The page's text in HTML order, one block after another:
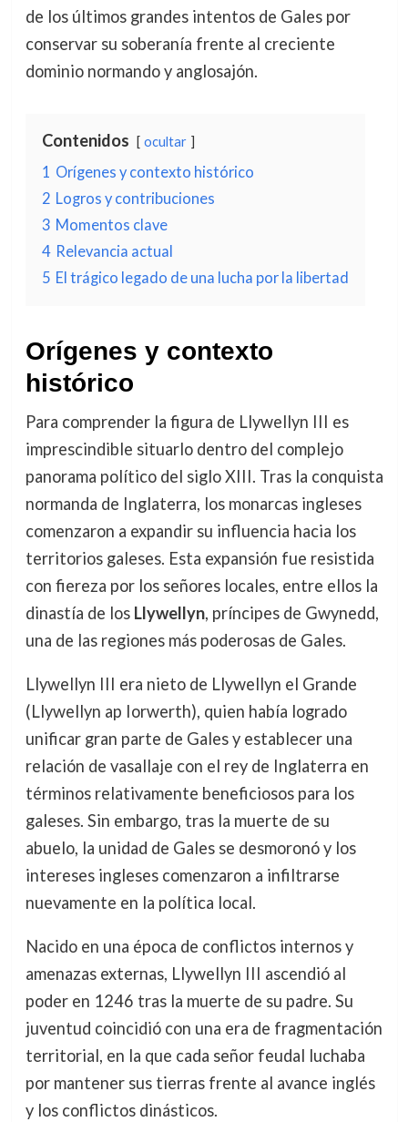
de los últimos grandes intentos de Gales por
conservar su soberanía frente al creciente
dominio normando y anglosajón.
Contenidos ocultar
1 Orígenes y contexto histórico
2 Logros y contribuciones
3 Momentos clave
4 Relevancia actual
5 El trágico legado de una lucha por la libertad
Orígenes y contexto
histórico
Para comprender la figura de Llywellyn III es
imprescindible situarlo dentro del complejo
panorama político del siglo XIII. Tras la conquista
normanda de Inglaterra, los monarcas ingleses
comenzaron a expandir su influencia hacia los
territorios galeses. Esta expansión fue resistida
con fiereza por los señores locales, entre ellos la
dinastía de los Llywellyn, príncipes de Gwynedd,
una de las regiones más poderosas de Gales.
Llywellyn III era nieto de Llywellyn el Grande
(Llywellyn ap Iorwerth), quien había logrado
unificar gran parte de Gales y establecer una
relación de vasallaje con el rey de Inglaterra en
términos relativamente beneficiosos para los
galeses. Sin embargo, tras la muerte de su
abuelo, la unidad de Gales se desmoronó y los
intereses ingleses comenzaron a infiltrarse
nuevamente en la política local.
Nacido en una época de conflictos internos y
amenazas externas, Llywellyn III ascendió al
poder en 1246 tras la muerte de su padre. Su
juventud coincidió con una era de fragmentación
territorial, en la que cada señor feudal luchaba
por mantener sus tierras frente al avance inglés
y los conflictos dinásticos.